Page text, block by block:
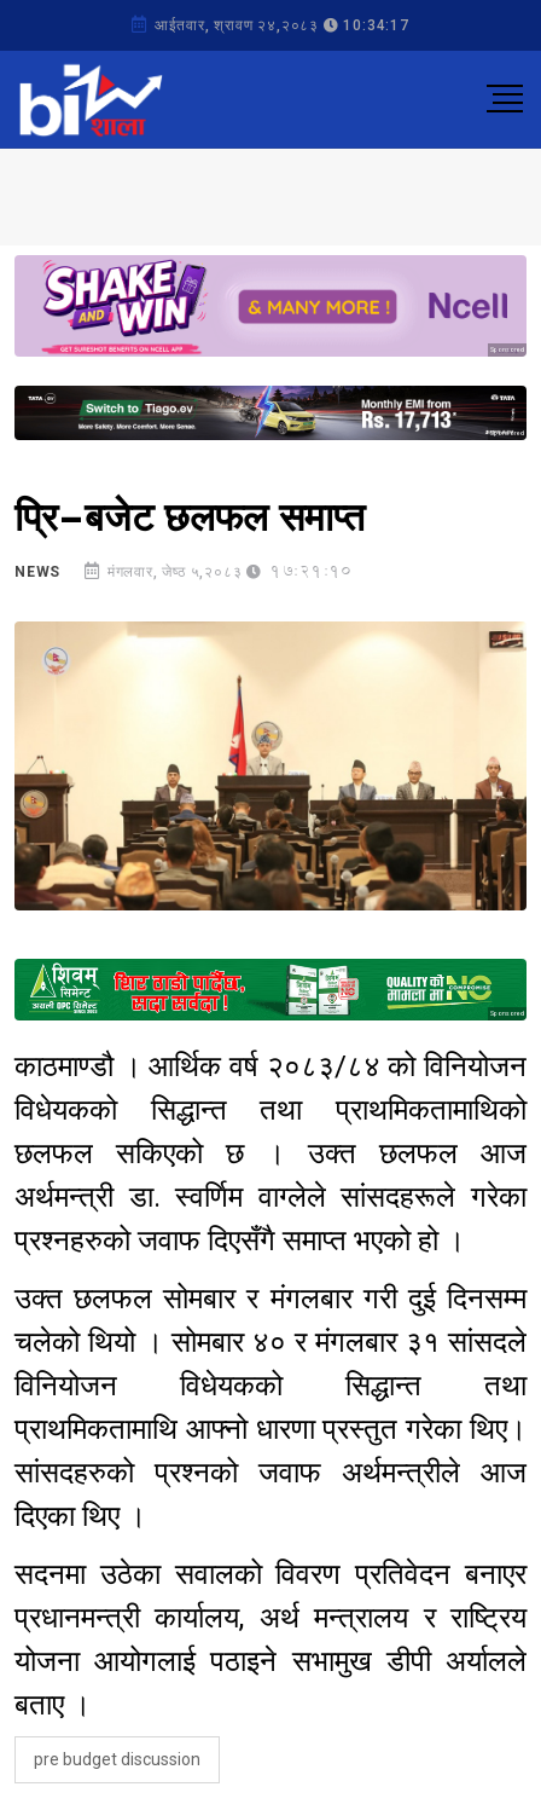
आईतवार, श्रावण २४,२०८३ 10:34:17
Sponsored
Sponsored
प्रि–बजेट छलफल समाप्त
NEWS मंगलवार, जेष्ठ ५,२०८३ 17:21:10
Sponsored
काठमाण्डौ । आर्थिक वर्ष २०८३/८४ को विनियोजन
विधेयकको सिद्धान्त तथा प्राथमिकतामाथिको
छलफल सकिएको छ । उक्त छलफल आज
अर्थमन्त्री डा. स्वर्णिम वाग्लेले सांसदहरूले गरेका
प्रश्नहरुको जवाफ दिएसँगै समाप्त भएको हो ।
उक्त छलफल सोमबार र मंगलबार गरी दुई दिनसम्म
चलेको थियो । सोमबार ४० र मंगलबार ३१ सांसदले
विनियोजन विधेयकको सिद्धान्त तथा
प्राथमिकतामाथि आफ्नो धारणा प्रस्तुत गरेका थिए।
सांसदहरुको प्रश्नको जवाफ अर्थमन्त्रीले आज
दिएका थिए ।
सदनमा उठेका सवालको विवरण प्रतिवेदन बनाएर
प्रधानमन्त्री कार्यालय, अर्थ मन्त्रालय र राष्ट्रिय
योजना आयोगलाई पठाइने सभामुख डीपी अर्यालले
बताए ।
pre budget discussion